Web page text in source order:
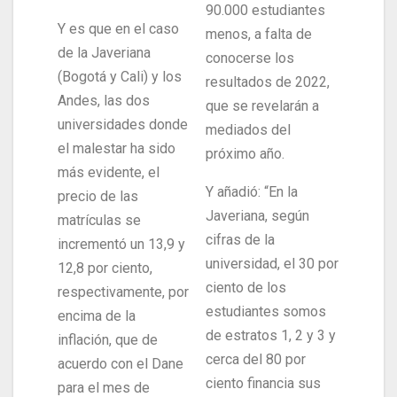
Y es que en el caso
de la Javeriana
(Bogotá y Cali) y los
Andes, las dos
universidades donde
el malestar ha sido
más evidente, el
precio de las
matrículas se
incrementó un 13,9 y
12,8 por ciento,
respectivamente, por
encima de la
inflación, que de
acuerdo con el Dane
para el mes de
90.000 estudiantes
menos, a falta de
conocerse los
resultados de 2022,
que se revelarán a
mediados del
próximo año.
Y añadió: “En la
Javeriana, según
cifras de la
universidad, el 30 por
ciento de los
estudiantes somos
de estratos 1, 2 y 3 y
cerca del 80 por
ciento financia sus